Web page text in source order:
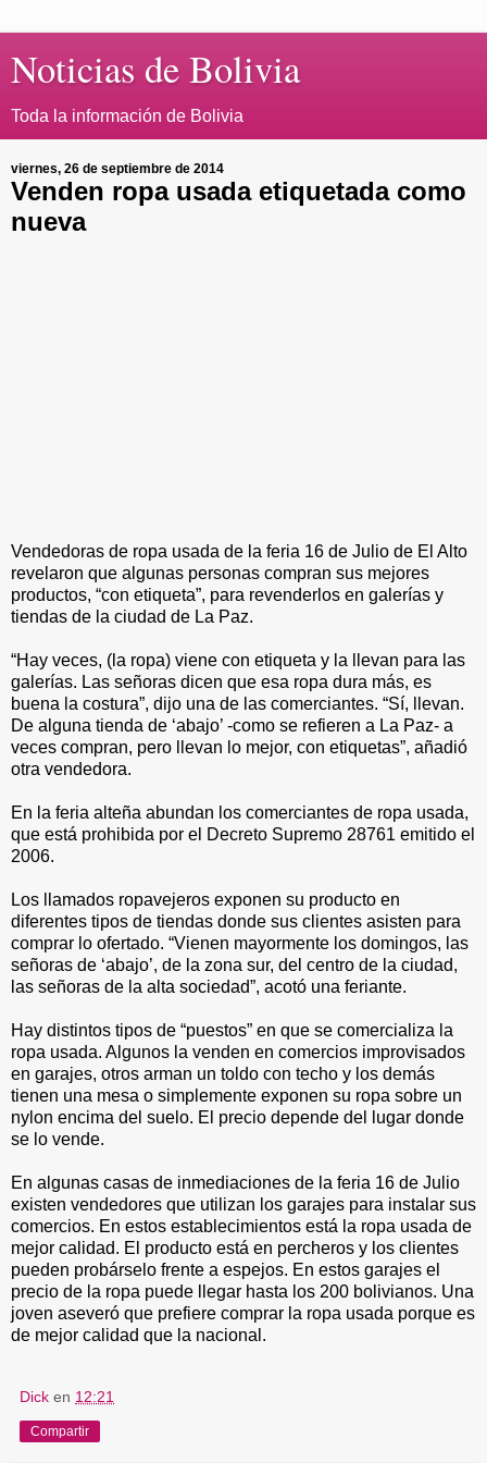
Noticias de Bolivia
Toda la información de Bolivia
viernes, 26 de septiembre de 2014
Venden ropa usada etiquetada como
nueva
Vendedoras de ropa usada de la feria 16 de Julio de El Alto
revelaron que algunas personas compran sus mejores
productos, “con etiqueta”, para revenderlos en galerías y
tiendas de la ciudad de La Paz.
“Hay veces, (la ropa) viene con etiqueta y la llevan para las
galerías. Las señoras dicen que esa ropa dura más, es
buena la costura”, dijo una de las comerciantes. “Sí, llevan.
De alguna tienda de ‘abajo’ -como se refieren a La Paz- a
veces compran, pero llevan lo mejor, con etiquetas”, añadió
otra vendedora.
En la feria alteña abundan los comerciantes de ropa usada,
que está prohibida por el Decreto Supremo 28761 emitido el
2006.
Los llamados ropavejeros exponen su producto en
diferentes tipos de tiendas donde sus clientes asisten para
comprar lo ofertado. “Vienen mayormente los domingos, las
señoras de ‘abajo’, de la zona sur, del centro de la ciudad,
las señoras de la alta sociedad”, acotó una feriante.
Hay distintos tipos de “puestos” en que se comercializa la
ropa usada. Algunos la venden en comercios improvisados
en garajes, otros arman un toldo con techo y los demás
tienen una mesa o simplemente exponen su ropa sobre un
nylon encima del suelo. El precio depende del lugar donde
se lo vende.
En algunas casas de inmediaciones de la feria 16 de Julio
existen vendedores que utilizan los garajes para instalar sus
comercios. En estos establecimientos está la ropa usada de
mejor calidad. El producto está en percheros y los clientes
pueden probárselo frente a espejos. En estos garajes el
precio de la ropa puede llegar hasta los 200 bolivianos. Una
joven aseveró que prefiere comprar la ropa usada porque es
de mejor calidad que la nacional.
Dick en 12:21
Compartir